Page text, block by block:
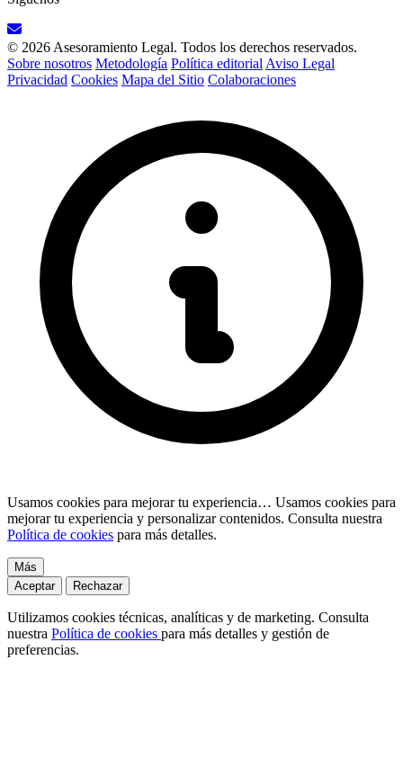
© 2026 Asesoramiento Legal. Todos los derechos reservados.
Sobre nosotros Metodología Política editorial Aviso Legal
Privacidad Cookies Mapa del Sitio Colaboraciones
Usamos cookies para mejorar tu experiencia… Usamos cookies para
mejorar tu experiencia y personalizar contenidos. Consulta nuestra
Política de cookies para más detalles.
Más
Aceptar
Rechazar
Utilizamos cookies técnicas, analíticas y de marketing. Consulta
nuestra Política de cookies para más detalles y gestión de
preferencias.